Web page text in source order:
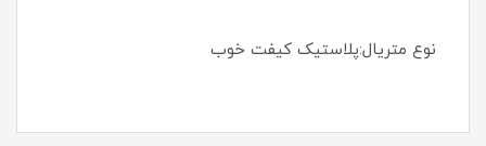
نوع متریال:پلاستیک کیفت خوب